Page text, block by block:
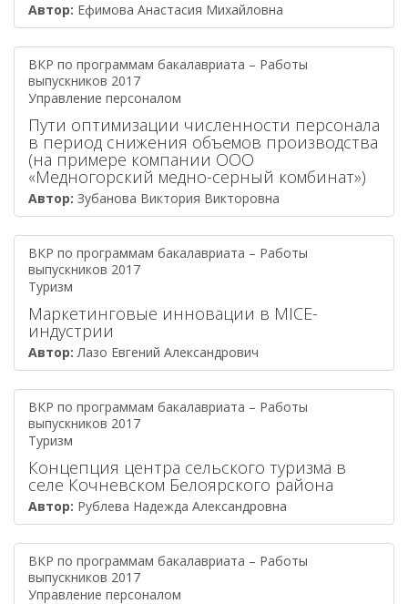
Автор: Ефимова Анастасия Михайловна
ВКР по программам бакалавриата – Работы
выпускников 2017
Управление персоналом
Пути оптимизации численности персонала
в период снижения объемов производства
(на примере компании ООО
«Медногорский медно-серный комбинат»)
Автор: Зубанова Виктория Викторовна
ВКР по программам бакалавриата – Работы
выпускников 2017
Туризм
Маркетинговые инновации в MICE-
индустрии
Автор: Лазо Евгений Александрович
ВКР по программам бакалавриата – Работы
выпускников 2017
Туризм
Концепция центра сельского туризма в
селе Кочневском Белоярского района
Автор: Рублева Надежда Александровна
ВКР по программам бакалавриата – Работы
выпускников 2017
Управление персоналом